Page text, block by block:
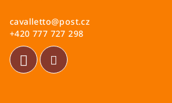
cavalletto@post.cz
+420 777 727 298